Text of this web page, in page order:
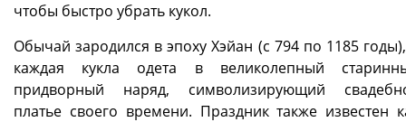
чтобы быстро убрать кукол.
Обычай зародился в эпоху Хэйан (с 794 по 1185
каждая кукла одета в великолепный
придворный наряд, символизирующий
платье своего времени. Праздник также известен